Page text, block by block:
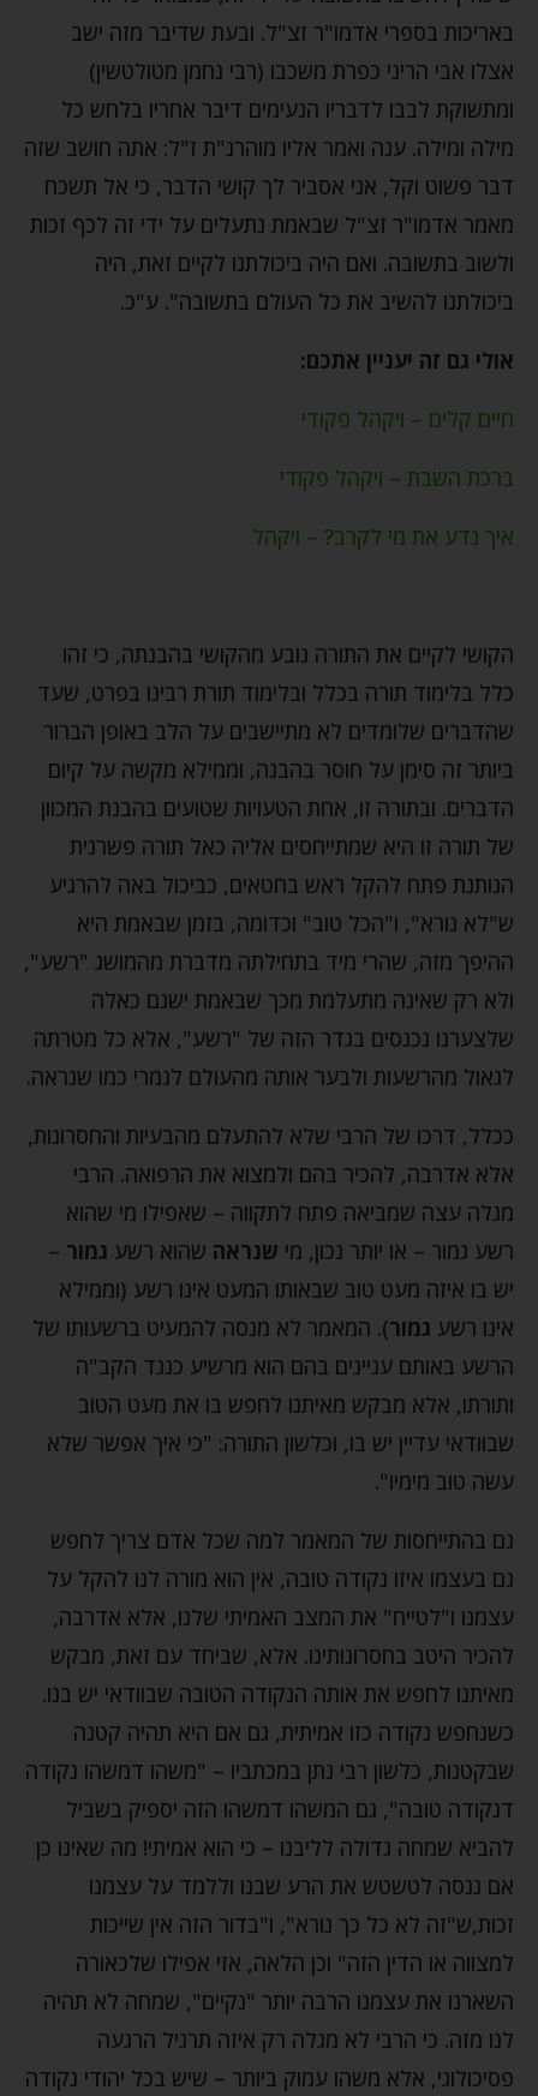
באריכות בספרי אדמו"ר זצ"ל. ובעת שדיבר מזה ישב
אצלו אבי הריני כפרת משכבו (רבי נחמן מטולטשין)
ומתשוקת לבבו לדבריו הנעימים דיבר אחריו בלחש כל
מילה ומילה. ענה ואמר אליו מוהרנ"ת ז"ל: אתה חושב שזה
דבר פשוט וקל, אני אסביר לך קושי הדבר, כי אל תשכח
מאמר אדמו"ר זצ"ל שבאמת נתעלים על ידי זה לכף זכות
ולשוב בתשובה. ואם היה ביכולתנו לקיים זאת, היה
ביכולתנו להשיב את כל העולם בתשובה". ע"כ.
אולי גם זה יעניין אתכם:
חיים קלים – ויקהל פקודי
ברכת השבת – ויקהל פקודי
איך נדע את מי לקרב? – ויקהל
הקושי לקיים את התורה נובע מהקושי בהבנתה, כי זהו
כלל בלימוד תורה בכלל ובלימוד תורת רבינו בפרט, שעד
שהדברים שלומדים לא מתיישבים על הלב באופן הברור
ביותר זה סימן על חוסר בהבנה, וממילא מקשה על קיום
הדברים. ובתורה זו, אחת הטעויות שטועים בהבנת המכוון
של תורה זו היא שמתייחסים אליה כאל תורה פשרנית
הנותנת פתח להקל ראש בחטאים, כביכול באה להרגיע
ש"לא נורא", ו"הכל טוב" וכדומה, בזמן שבאמת היא
ההיפך מזה, שהרי מיד בתחילתה מדברת מהמושג "רשע",
ולא רק שאינה מתעלמת מכך שבאמת ישנם כאלה
שלצערנו נכנסים בגדר הזה של "רשע", אלא כל מטרתה
לגאול מהרשעות ולבער אותה מהעולם לגמרי כמו שנראה.
ככלל, דרכו של הרבי שלא להתעלם מהבעיות והחסרונות,
אלא אדרבה, להכיר בהם ולמצוא את הרפואה. הרבי
מגלה עצה שמביאה פתח לתקווה – שאפילו מי שהוא
רשע גמור – או יותר נכון, מי שנראה שהוא רשע גמור –
יש בו איזה מעט טוב שבאותו המעט אינו רשע (וממילא
אינו רשע גמור). המאמר לא מנסה להמעיט ברשעותו של
הרשע באותם עניינים בהם הוא מרשיע כנגד הקב"ה
ותורתו, אלא מבקש מאיתנו לחפש בו את מעט הטוב
שבוודאי עדיין יש בו, וכלשון התורה: "כי איך אפשר שלא
עשה טוב מימיו".
גם בהתייחסות של המאמר למה שכל אדם צריך לחפש
גם בעצמו איזו נקודה טובה, אין הוא מורה לנו להקל על
עצמנו ו"לטייח" את המצב האמיתי שלנו, אלא אדרבה,
להכיר היטב בחסרונותינו. אלא, שביחד עם זאת, מבקש
מאיתנו לחפש את אותה הנקודה הטובה שבוודאי יש בנו.
כשנחפש נקודה כזו אמיתית, גם אם היא תהיה קטנה
שבקטנות, כלשון רבי נתן במכתביו – "משהו דמשהו נקודה
דנקודה טובה", גם המשהו דמשהו הזה יספיק בשביל
להביא שמחה גדולה לליבנו – כי הוא אמיתי! מה שאינו כן
אם ננסה לטשטש את הרע שבנו וללמד על עצמנו
זכות,ש"זה לא כל כך נורא", ו"בדור הזה אין שייכות
למצווה או הדין הזה" וכן הלאה, אזי אפילו שלכאורה
השארנו את עצמנו הרבה יותר "נקיים", שמחה לא תהיה
לנו מזה. כי הרבי לא מגלה רק איזה תרגיל הרגעה
פסיכולוגי, אלא משהו עמוק ביותר – שיש בכל יהודי נקודה